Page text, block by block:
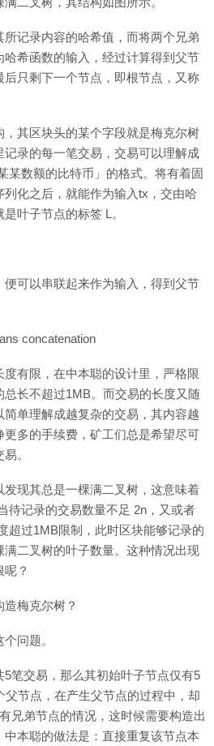
记录内容的哈希值，而将两个兄弟
希函数的输入，经过计算得到父节
后只剩下一个节点，即根节点，又称
其区块头的某个字段就是梅克尔树
录的每一笔交易，交易可以理解成
某数额的比特币」的格式。将有着固
化之后，就能作为输入tx，交由哈
叶子节点的标签 L。
可以串联起来作为输入，得到父节
concatenation
有限，在中本聪的设计里，严格限
长不超过1MB。而交易的长度又随
单理解成越复杂的交易，其内容越
多的手续费，矿工们总是希望尽可
。
现其总是一棵满二叉树，这意味着
待记录的交易数量不足 2n，又或者
超过1MB限制，此时区块能够记录的
二叉树的叶子数量。这种情况出现
？
梅克尔树？
问题。
笔交易，那么其初始叶子节点仅有5
父节点，在产生父节点的过程中，却
兄弟节点的情况，这时候需要构造出
本聪的做法是：直接重复该节点本